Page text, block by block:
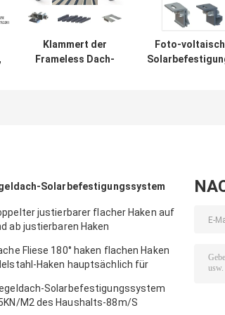
Klammert der
Frameless Dach-
Foto-
Solarbefestigungssystem
justierbarer flacher Haken auf
ab justierbaren Haken
Fliese 180° haken flachen Haken
Haken hauptsächlich für
Solarbefestigungssystem
M2 des Haushalts-88m/S